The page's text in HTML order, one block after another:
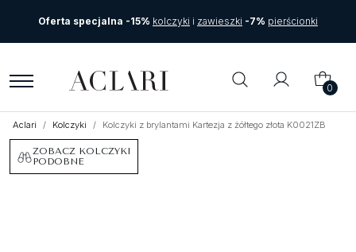
Oferta specjalna -15% kolczyki i zawieszki -7% pierścionki
0
Aclari Kolczyki Kolczyki z brylantami Kartezja z żółtego złota K0021ZB
ZOBACZ KOLCZYKI
PODOBNE